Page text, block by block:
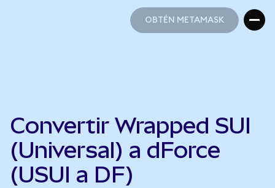
OBTÉN METAMASK
Convertir Wrapped SUI
(Universal) a dForce
(USUI a DF)